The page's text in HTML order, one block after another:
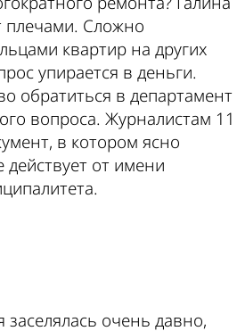
Сложно
квартир на других
упирается в деньги.
обратиться в департамент
вопроса. Журналистам 11
в котором ясно
действует от имени
заселялась очень давно,